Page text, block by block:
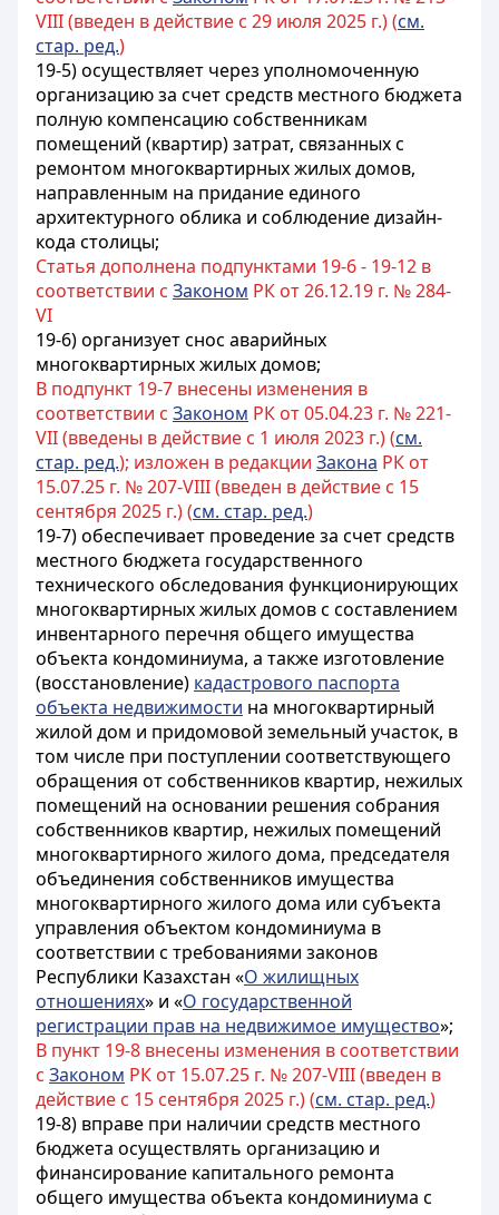
VIII (введен в действие с 29 июля 2025 г.) (см.
стар. ред.)
19-5) осуществляет через уполномоченную
организацию за счет средств местного бюджета
полную компенсацию собственникам
помещений (квартир) затрат, связанных с
ремонтом многоквартирных жилых домов,
направленным на придание единого
архитектурного облика и соблюдение дизайн-
кода столицы;
Статья дополнена подпунктами 19-6 - 19-12 в
соответствии с Законом РК от 26.12.19 г. № 284-
VI
19-6) организует снос аварийных
многоквартирных жилых домов;
В подпункт 19-7 внесены изменения в
соответствии с Законом РК от 05.04.23 г. № 221-
VII (введены в действие с 1 июля 2023 г.) (см.
стар. ред.); изложен в редакции Закона РК от
15.07.25 г. № 207-VIII (введен в действие с 15
сентября 2025 г.) (см. стар. ред.)
19-7)обеспечивает проведение за счет средств
местного бюджета государственного
технического обследования функционирующих
многоквартирных жилых домов с составлением
инвентарного перечня общего имущества
объекта кондоминиума, а также изготовление
(восстановление) кадастрового паспорта
объекта недвижимости на многоквартирный
жилой дом и придомовой земельный участок, в
том числе при поступлении соответствующего
обращения от собственников квартир, нежилых
помещений на основании решения собрания
собственников квартир, нежилых помещений
многоквартирного жилого дома, председателя
объединения собственников имущества
многоквартирного жилого дома или субъекта
управления объектом кондоминиума в
соответствии с требованиями законов
Республики Казахстан «О жилищных
отношениях» и «О государственной
регистрации прав на недвижимое имущество»;
В пункт 19-8 внесены изменения в соответствии
с Законом РК от 15.07.25 г. № 207-VIII (введен в
действие с 15 сентября 2025 г.) (см. стар. ред.)
19-8) вправе при наличии средств местного
бюджета осуществлять организацию и
финансирование капитального ремонта
общего имущества объекта кондоминиума с